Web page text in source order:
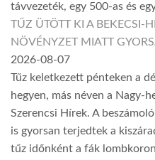
távvezeték, egy 500-as és
TŰZ ÜTÖTT KI A BEKECSI-
NÖVÉNYZET MIATT
2026-08-07
Tűz keletkezett pénteken a
hegyen, más néven a Nagy-
Szerencsi Hírek. A
is gyorsan terjedtek a
tűz időnként a fák